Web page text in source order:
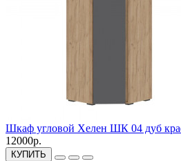
Шкаф угловой Хелен ШК 04 дуб
12000р.
КУПИТЬ